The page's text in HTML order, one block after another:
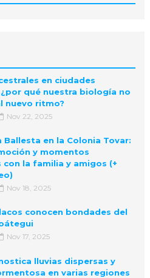
en ciudades
qué nuestra biología no
nuevo ritmo?
Nov 22, 2025
Ballesta en la Colonia Tovar:
y momentos
con la familia y amigos (+
Nov 18, 2025
conocen bondades del
Nov 17, 2025
lluvias dispersas y
en varias regiones